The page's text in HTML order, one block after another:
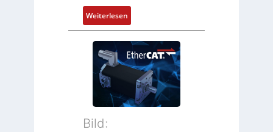
d
Z
u
s
t
a
s
r
t
P
o
s
i
Weiterlesen:
N
e
u
e
u
Bild: